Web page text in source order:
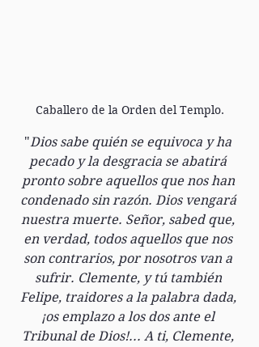
Caballero de la Orden del Templo.
"Dios sabe quién se equivoca y ha
pecado y la desgracia se abatirá
pronto sobre aquellos que nos han
condenado sin razón. Dios vengará
nuestra muerte. Señor, sabed que,
en verdad, todos aquellos que nos
son contrarios, por nosotros van a
sufrir. Clemente, y tú también
Felipe, traidores a la palabra dada,
¡os emplazo a los dos ante el
Tribunal de Dios!... A ti, Clemente,